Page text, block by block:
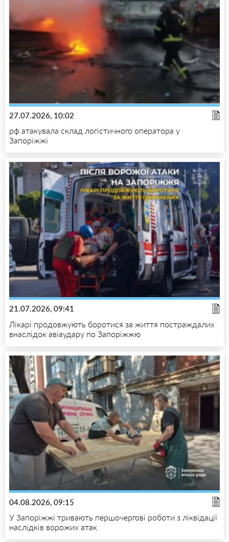
27.07.2026, 10:02
рф атакувала склад логістичного оператора у
Запоріжжі
21.07.2026, 09:41
Лікарі продовжують боротися за життя постраждалих
внаслідок авіаудару по Запоріжжю
04.08.2026, 09:15
У Запоріжжі тривають першочергові роботи з ліквідації
наслідків ворожих атак